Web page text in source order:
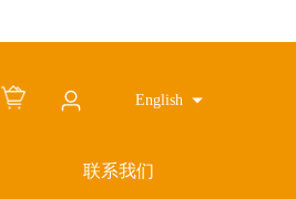
English
联系我们